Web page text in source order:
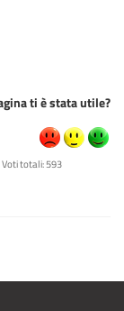
ti è stata utile?
Voti totali: 593